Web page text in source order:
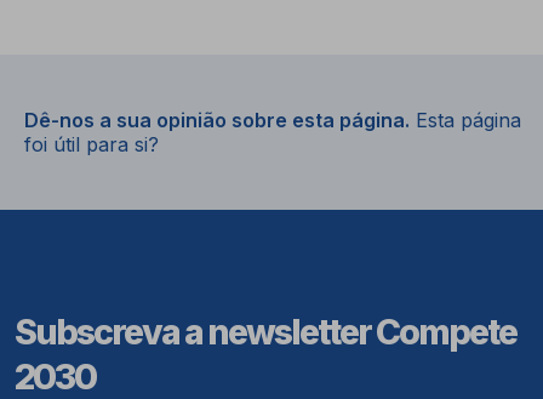
Dê-nos a sua opinião sobre esta página. Esta página
foi útil para si?
Subscreva a newsletter Compete
2030